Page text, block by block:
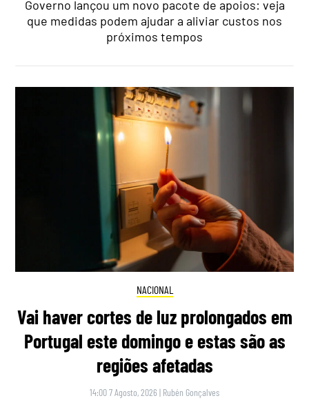
Governo lançou um novo pacote de apoios: veja
que medidas podem ajudar a aliviar custos nos
próximos tempos
NACIONAL
Vai haver cortes de luz prolongados em
Portugal este domingo e estas são as
regiões afetadas
14:00 7 Agosto, 2026 | Rubén Gonçalves